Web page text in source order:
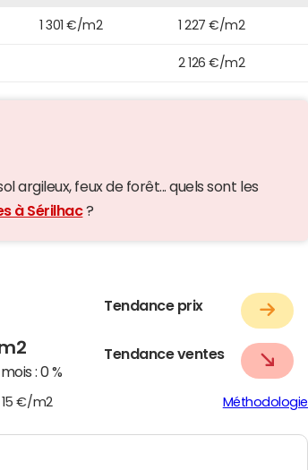
1 301 €/m2 1 227 €/m2
2 126 €/m2
argileux, feux de forêt... quels sont les
à Sérilhac?
:0 %
Tendance prix
Tendance ventes
15 €/m2 Méthodologie